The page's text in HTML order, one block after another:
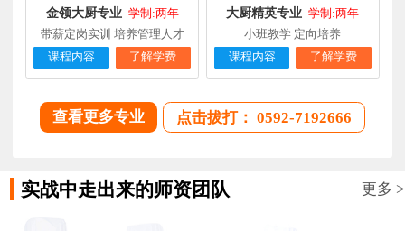
金领大厨专业 学制:两年
带薪定岗实训 培养管理人才
课程内容
了解学费
大厨精英专业 学制:两年
小班教学 定向培养
课程内容
了解学费
查看更多专业 点击拔打： 0592-7192666
实战中走出来的师资团队 更多 >